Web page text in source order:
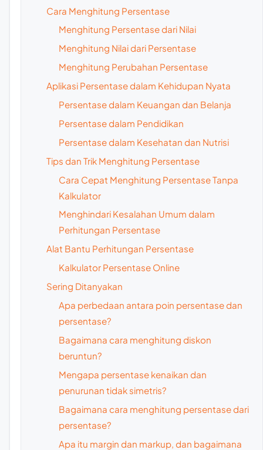
Cara Menghitung Persentase
Menghitung Persentase dari Nilai
Menghitung Nilai dari Persentase
Menghitung Perubahan Persentase
Aplikasi Persentase dalam Kehidupan Nyata
Persentase dalam Keuangan dan Belanja
Persentase dalam Pendidikan
Persentase dalam Kesehatan dan Nutrisi
Tips dan Trik Menghitung Persentase
Cara Cepat Menghitung Persentase Tanpa
Kalkulator
Menghindari Kesalahan Umum dalam
Perhitungan Persentase
Alat Bantu Perhitungan Persentase
Kalkulator Persentase Online
Sering Ditanyakan
Apa perbedaan antara poin persentase dan
persentase?
Bagaimana cara menghitung diskon
beruntun?
Mengapa persentase kenaikan dan
penurunan tidak simetris?
Bagaimana cara menghitung persentase dari
persentase?
Apa itu margin dan markup, dan bagaimana